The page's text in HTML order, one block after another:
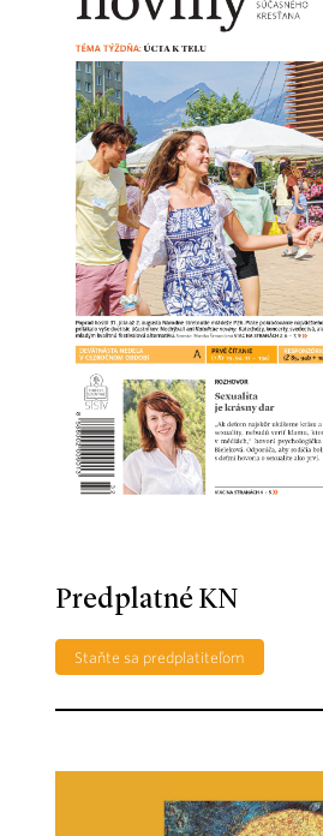
Predplatné KN
Staňte sa predplatiteľom